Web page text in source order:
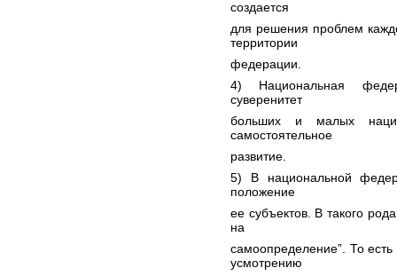
создается
для решения проблем
территории
федерации.
4) Национальная
суверенитет
больших и малых
самостоятельное
развитие.
5) В национальной
положение
ее субъектов. В такого
на
самоопределение”. То
усмотрению